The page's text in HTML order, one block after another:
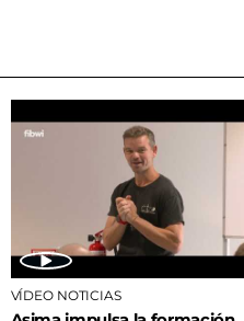
VÍDEO NOTICIAS